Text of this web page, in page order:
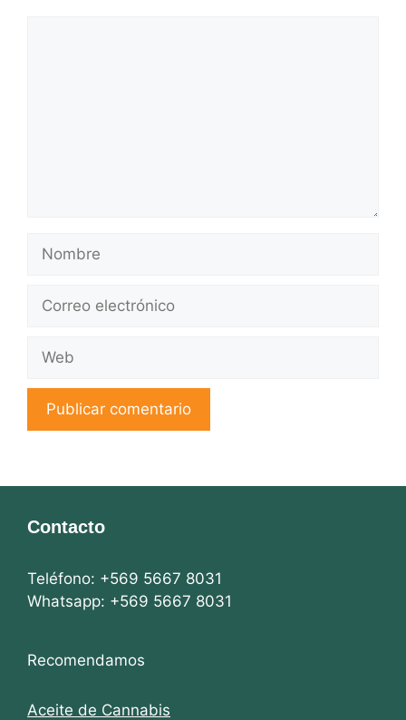
Nombre
Correo
Web
Contacto
Teléfono: +569 5667 8031
Whatsapp: +569 5667 8031
Recomendamos
Aceite de Cannabis